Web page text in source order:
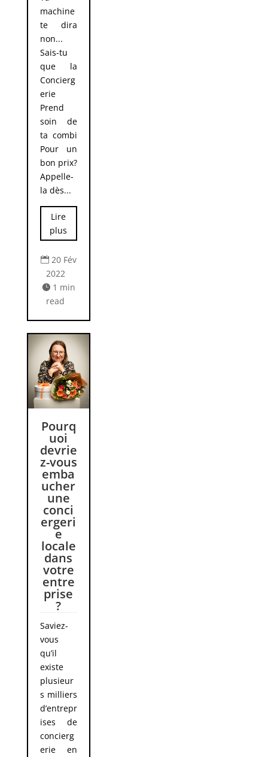
machine
te dira
non...
Sais-tu
que la
Concierg
erie
Prend
soin de
ta combi
Pour un
bon prix?
Appelle-
la dès...
Lire
plus
 20 Fév
2022
 1 min
read
Pourq
uoi
devrie
z-vous
emba
ucher
une
conci
ergeri
e
locale
dans
votre
entre
prise
?
Saviez-
vous
qu’il
existe
plusieur
s milliers
d’entrepr
ises de
concierg
erie en